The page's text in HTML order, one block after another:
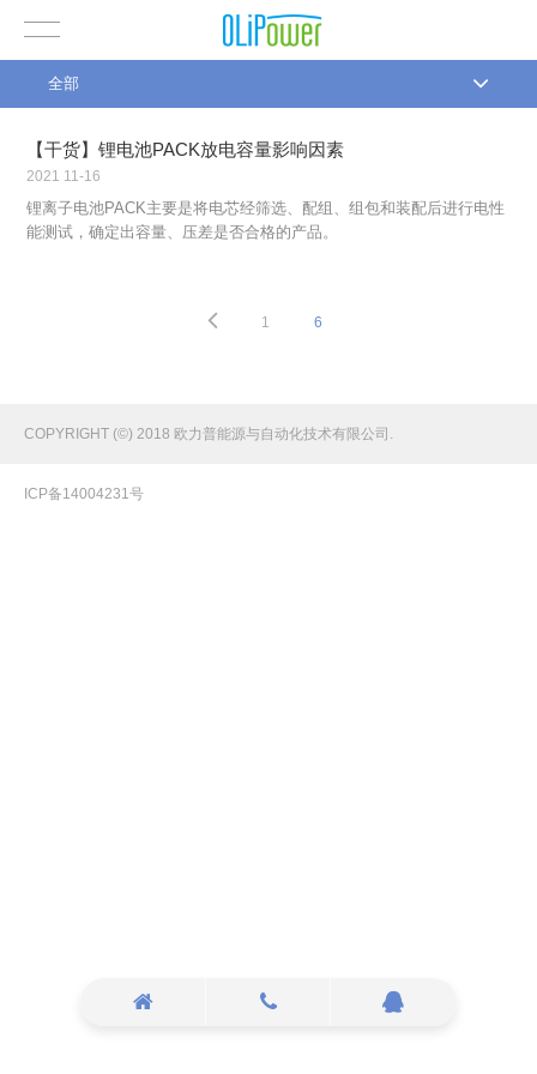
【干货】锂电池PACK放电容量影响因素
2021 11-16
锂离子电池PACK主要是将电芯经筛选、配组、组包和装配后进行电性
能测试，确定出容量、压差是否合格的产品。
1 6
全部
COPYRIGHT (©) 2018 欧力普能源与自动化技术有限公司.
ICP备14004231号